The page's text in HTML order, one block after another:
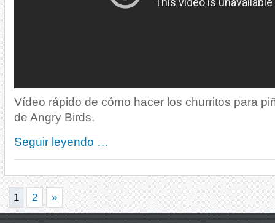
Vídeo rápido de cómo hacer los churritos para
de Angry Birds.
Seguir leyendo …
1 2 »